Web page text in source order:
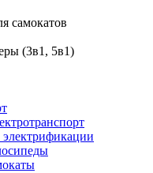
самокатов
(3в1, 5в1)